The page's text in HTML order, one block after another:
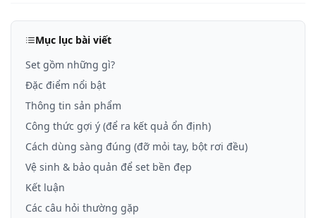
Mục lục bài viết
Set gồm những gì?
Đặc điểm nổi bật
Thông tin sản phẩm
Công thức gợi ý (để ra kết quả ổn định)
Cách dùng sàng đúng (đỡ mỏi tay, bột rơi đều)
Vệ sinh & bảo quản để set bền đẹp
Kết luận
Các câu hỏi thường gặp